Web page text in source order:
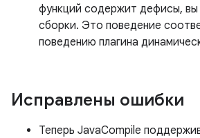
функций содержит дефисы, вы
сборки. Это поведение
поведению плагина
Исправлены ошибки
Теперь JavaCompile